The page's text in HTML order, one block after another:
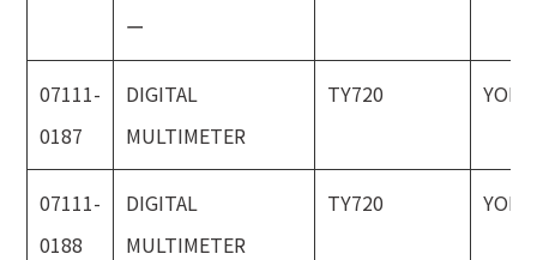
ー
07111-
0187
DIGITAL
MULTIMETER
TY720
07111-
0188
DIGITAL
MULTIMETER
TY720